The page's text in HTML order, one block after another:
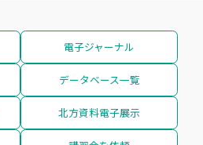
電子ジャーナル
データベース一覧
北方資料電子展示